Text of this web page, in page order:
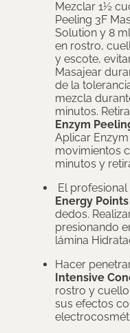
Mezclar 1½
Peeling 3F
Solution y 8
en rostro,
y escote,
Masajear
de la
mezcla
minutos.
Enzym
Aplicar
movimientos
minutos y
El
Energy
dedos.
presionando
lámina
Hacer
Intensive
rostro y
sus efectos